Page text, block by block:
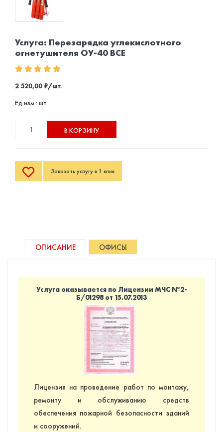
Услуга: Перезарядка углекислотного
огнетушителя ОУ-40 BCE
2 520,00 ₽/шт.
Ед.изм.: шт.
В КОРЗИНУ
Заказать услугу в 1 клик
ОПИСАНИЕ ОФИСЫ
Услуга оказывается по Лицензии МЧС №2-
Б/01298 от 15.07.2013
Лицензия на проведение работ по монтажу,
ремонту и обслуживанию средств
обеспечения пожарной безопасности зданий
и сооружений.